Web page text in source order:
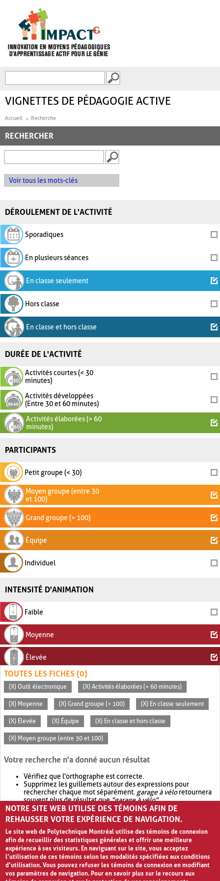
FORMULAIRE DE
VIGNETTES DE PÉDAGOGIE ACTIVE
Accueil Recherche
RECHERCHER
Voir tous les mots-clés
DÉROULEMENT DE L'ACTIVITÉ
Sporadiques
En plusieurs séances
En classe seulement
Hors classe
En classe et hors classe
DURÉE DE L'ACTIVITÉ
Activités courtes (< 30
minutes)
Activités développées
(Entre 30 et 60 minutes)
Activités élaborées (> 60
minutes)
PARTICIPANTS
Petit groupe (< 30)
Moyen groupe (entre 30
et 100)
Grand groupe (> 100)
Équipe
Individuel
INTENSITÉ D'ANIMATION
Faible
Moyenne
Élevée
TOUTES LES FICHES (0)
(X) Outil électronique (X) Activités élaborées (> 60 minutes)
(X) Moyenne (X) Grand groupe (> 100) (X) En classe seulement
(X) Élevée (X) Équipe (X) En classe et hors classe
(X) Moyen groupe (entre 30 et 100)
Votre recherche n'a donné aucun résultat
Vérifiez que l'orthographe est correcte.
Supprimez les guillemets autour des expressions pour
rechercher chaque mot séparément. garage à véloretournera
souvent plus de résultat que"garage à vélo".
Envisagez d'élargir votre recherche avec OR.garage OR vélo
retournera souvent plus de résultat quegarage à vélo
NOTRE SITE WEB UTILISE DES TÉMOINS AFIN DE
REHAUSSER VOTRE EXPÉRIENCE DE NAVIGATION.
Le site web de Polytechnique Montréal utilise des témoins de connexion
afin de recueillir des statistiques générales et offrir une meilleure
expérience à ses visiteurs. En naviguant sur le site, vous acceptez
l’utilisation de ces témoins selon les modalités spécifiées aux conditions
d’utilisation. Vous pouvez refuser les témoins de connexion en modifiant
vos paramètres de navigation. Pour en savoir plus sur le recours aux